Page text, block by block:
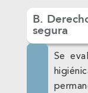
B.
segura
Se